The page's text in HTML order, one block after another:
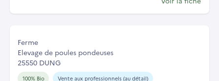
Ferme
Elevage de poules pondeuses
25550 DUNG
100% Bio Vente aux professionnels (au détail)